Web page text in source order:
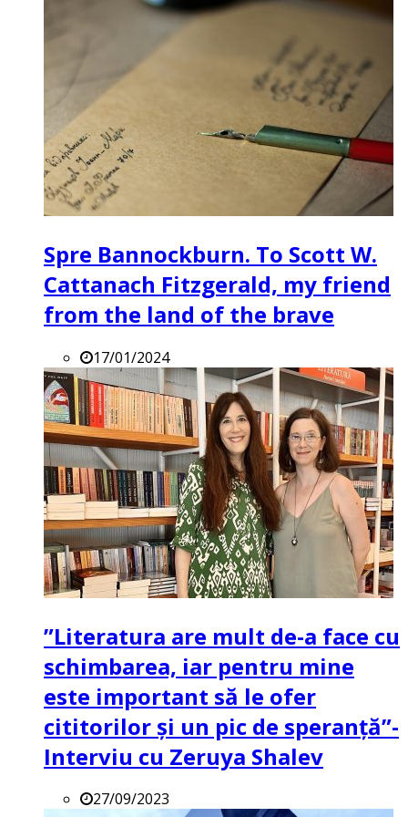
Spre Bannockburn. To Scott W.
Cattanach Fitzgerald, my friend
from the land of the brave
17/01/2024
”Literatura are mult de-a face cu
schimbarea, iar pentru mine
este important să le ofer
cititorilor și un pic de speranță”-
Interviu cu Zeruya Shalev
27/09/2023